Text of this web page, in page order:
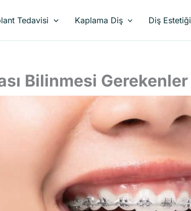
Tedavisi Kaplama Diş Diş Estetiği
Bilinmesi Gerekenler